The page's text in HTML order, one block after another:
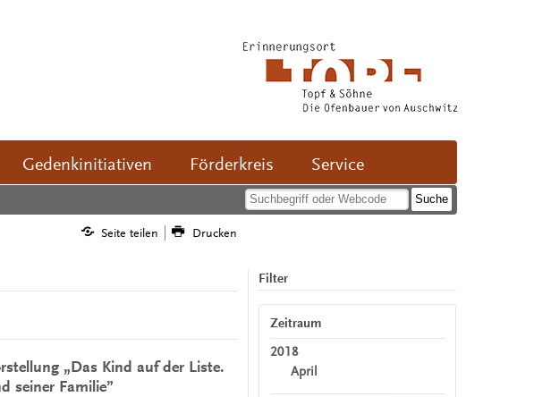
Gedenkinitiativen Förderkreis Service
Seite teilen Drucken
„Das Kind auf der Liste.
seiner Familie”
Filter
Zeitraum
2018
April